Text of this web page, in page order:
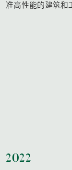
准高性能的建筑和
2022